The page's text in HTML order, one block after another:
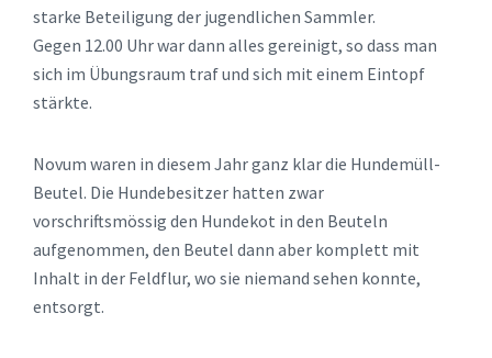
starke Beteiligung der jugendlichen Sammler.
Gegen 12.00 Uhr war dann alles gereinigt, so dass man
sich im Übungsraum traf und sich mit einem Eintopf
stärkte.
Novum waren in diesem Jahr ganz klar die Hundemüll-
Beutel. Die Hundebesitzer hatten zwar
vorschriftsmössig den Hundekot in den Beuteln
aufgenommen, den Beutel dann aber komplett mit
Inhalt in der Feldflur, wo sie niemand sehen konnte,
entsorgt.